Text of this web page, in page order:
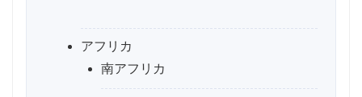
アフリカ
南アフリカ